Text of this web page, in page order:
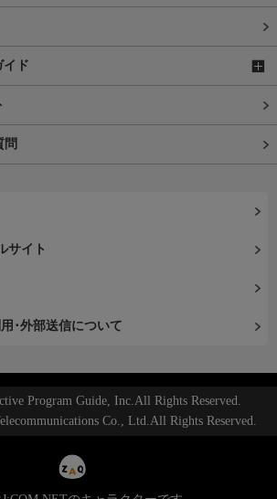
ド
問
サイト
･外部送信について
Program Guide, Inc.All Rights Reserved.
Co., Ltd.All Rights Reserved.